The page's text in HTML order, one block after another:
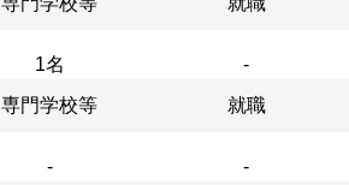
1名 -
専門学校等
-
就職
-